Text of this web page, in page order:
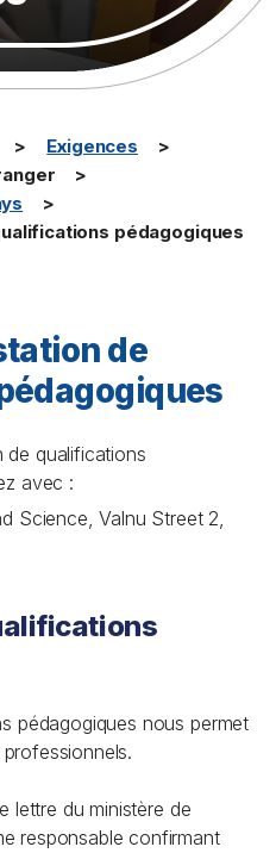
Exigences
pédagogiques
de
de qualifications
avec :
Science, Valnu Street 2,
pédagogiques nous permet
lettre du ministère de
responsable confirmant